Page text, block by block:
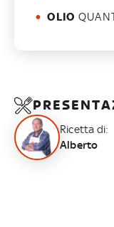
OLIO
Ricetta di:
Alberto